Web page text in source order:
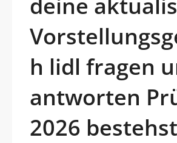
h lidl fragen
antworten
2026